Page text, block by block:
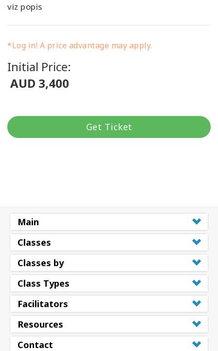
viz popis
*Log in! A price advantage may apply.
Initial Price:
AUD 3,400
Get Ticket
Main
Classes
Classes by
Class Types
Facilitators
Resources
Contact